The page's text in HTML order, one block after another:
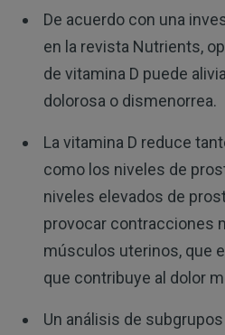
De acuerdo con una
en la revista Nutrients,
de vitamina D puede
dolorosa o dismenorrea.
La vitamina D reduce
como los niveles de
niveles elevados de
provocar contracciones
músculos uterinos, que
que contribuye al dolor
Un análisis de